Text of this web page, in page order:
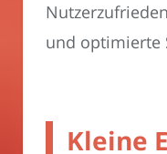
und optimierte
Kleine